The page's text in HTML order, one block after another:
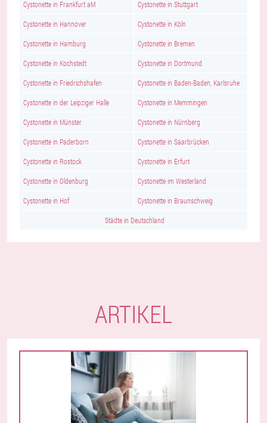
Cystonette in Frankfurt aM Cystonette in Stuttgart
Cystonette in Hannover Cystonette in Köln
Cystonette in Hamburg Cystonette in Bremen
Cystonette in Kochstedt Cystonette in Dortmund
Cystonette in Friedrichshafen Cystonette in Baden-Baden, Karlsruhe
Cystonette in der Leipziger Halle Cystonette in Memmingen
Cystonette in Münster Cystonette in Nürnberg
Cystonette in Paderborn Cystonette in Saarbrücken
Cystonette in Rostock Cystonette in Erfurt
Cystonette in Oldenburg Cystonette im Westerland
Cystonette in Hof Cystonette in Braunschweig
Städte in Deutschland
ARTIKEL